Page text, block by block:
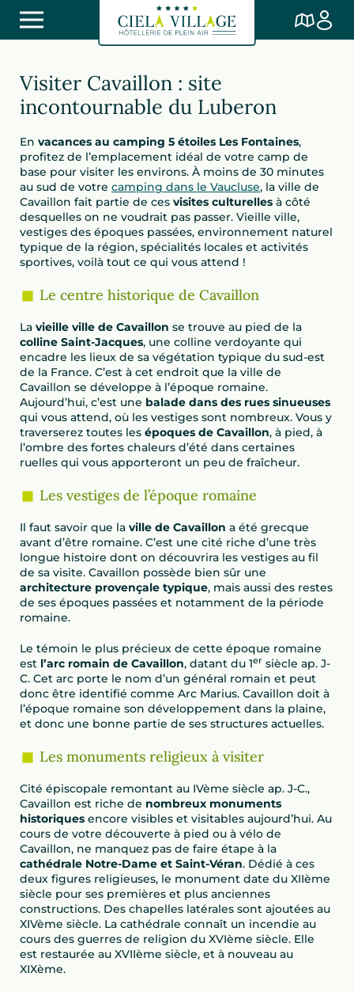
Visiter Cavaillon : site
incontournable du Luberon
En vacances au camping 5 étoiles Les Fontaines,
profitez de l’emplacement idéal de votre camp de
base pour visiter les environs. À moins de 30 minutes
au sud de votre camping dans le Vaucluse, la ville de
Cavaillon fait partie de ces visites culturelles à côté
desquelles on ne voudrait pas passer. Vieille ville,
vestiges des époques passées, environnement naturel
typique de la région, spécialités locales et activités
sportives, voilà tout ce qui vous attend !
Le centre historique de Cavaillon
La vieille ville de Cavaillon se trouve au pied de la
colline Saint-Jacques, une colline verdoyante qui
encadre les lieux de sa végétation typique du sud-est
de la France. C’est à cet endroit que la ville de
Cavaillon se développe à l’époque romaine.
Aujourd’hui, c’est une balade dans des rues sinueuses
qui vous attend, où les vestiges sont nombreux. Vous y
traverserez toutes les époques de Cavaillon, à pied, à
l’ombre des fortes chaleurs d’été dans certaines
ruelles qui vous apporteront un peu de fraîcheur.
Les vestiges de l’époque romaine
Il faut savoir que la ville de Cavaillon a été grecque
avant d’être romaine. C’est une cité riche d’une très
longue histoire dont on découvrira les vestiges au fil
de sa visite. Cavaillon possède bien sûr une
architecture provençale typique, mais aussi des restes
de ses époques passées et notamment de la période
romaine.
Le témoin le plus précieux de cette époque romaine
est l’arc romain de Cavaillon, datant du 1er siècle ap. J-
C. Cet arc porte le nom d’un général romain et peut
donc être identifié comme Arc Marius. Cavaillon doit à
l’époque romaine son développement dans la plaine,
et donc une bonne partie de ses structures actuelles.
Les monuments religieux à visiter
Cité épiscopale remontant au IVème siècle ap. J-C.,
Cavaillon est riche de nombreux monuments
historiques encore visibles et visitables aujourd’hui. Au
cours de votre découverte à pied ou à vélo de
Cavaillon, ne manquez pas de faire étape à la
cathédrale Notre-Dame et Saint-Véran. Dédié à ces
deux figures religieuses, le monument date du XIIème
siècle pour ses premières et plus anciennes
constructions. Des chapelles latérales sont ajoutées au
XIVème siècle. La cathédrale connaît un incendie au
cours des guerres de religion du XVIème siècle. Elle
est restaurée au XVIIème siècle, et à nouveau au
XIXème.